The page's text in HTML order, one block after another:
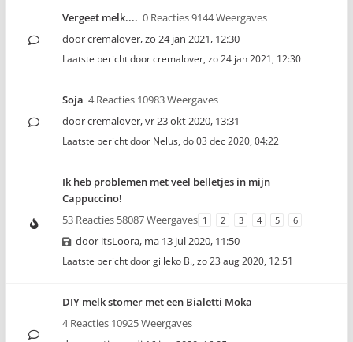
Vergeet melk.... 0 Reacties 9144 Weergaves
doorcremalover,zo 24 jan 2021, 12:30
Laatste bericht doorcremalover, zo 24 jan 2021, 12:30
Soja 4 Reacties 10983 Weergaves
doorcremalover,vr 23 okt 2020, 13:31
Laatste bericht door Nelus, do 03 dec 2020, 04:22
Ik heb problemen met veel belletjes in mijn
Cappuccino!
53 Reacties 58087 Weergaves 1 2 3 4 5 6
door itsLoora, ma 13 jul 2020, 11:50
Laatste bericht doorgilleko B., zo 23 aug 2020, 12:51
DIY melk stomer met een Bialetti Moka
4 Reacties 10925 Weergaves